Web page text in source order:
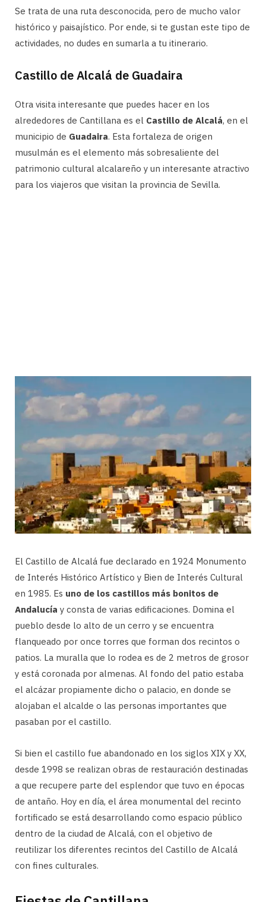
Se trata de una ruta desconocida, pero de mucho valor
histórico y paisajístico. Por ende, si te gustan este tipo de
actividades, no dudes en sumarla a tu itinerario.
Castillo de Alcalá de Guadaira
Otra visita interesante que puedes hacer en los
alrededores de Cantillana es el Castillo de Alcalá, en el
municipio de Guadaira. Esta fortaleza de origen
musulmán es el elemento más sobresaliente del
patrimonio cultural alcalareño y un interesante atractivo
para los viajeros que visitan la provincia de Sevilla.
El Castillo de Alcalá fue declarado en 1924 Monumento
de Interés Histórico Artístico y Bien de Interés Cultural
en 1985. Es uno de los castillos más bonitos de
Andalucía y consta de varias edificaciones. Domina el
pueblo desde lo alto de un cerro y se encuentra
flanqueado por once torres que forman dos recintos o
patios. La muralla que lo rodea es de 2 metros de grosor
y está coronada por almenas. Al fondo del patio estaba
el alcázar propiamente dicho o palacio, en donde se
alojaban el alcalde o las personas importantes que
pasaban por el castillo.
Si bien el castillo fue abandonado en los siglos XIX y XX,
desde 1998 se realizan obras de restauración destinadas
a que recupere parte del esplendor que tuvo en épocas
de antaño. Hoy en día, el área monumental del recinto
fortificado se está desarrollando como espacio público
dentro de la ciudad de Alcalá, con el objetivo de
reutilizar los diferentes recintos del Castillo de Alcalá
con fines culturales.